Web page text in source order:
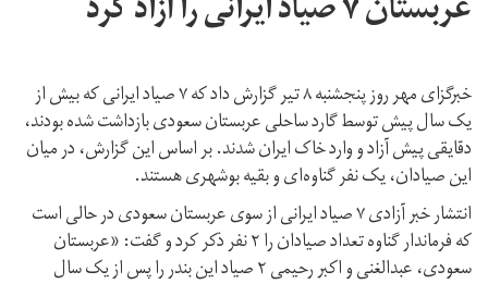
خبرگزای مهر روز پنجشنبه ۸ تیر گزارش داد که ۷ صیاد ایرانی که بیش از
یک سال پیش توسط گارد ساحلی عربستان سعودی بازداشت شده بودند،
دقایقی پیش آزاد و وارد خاک ایران شدند. بر اساس این گزارش، در میان
این صیادان، یک نفر گناوه‌ای و بقیه بوشهری هستند.
انتشار خبر آزادی ۷ صیاد ایرانی از سوی عربستان سعودی در حالی است
که فرماندار گناوه تعداد صیادان را ۲ نفر ذکر کرد و گفت: «عربستان
سعودی، عبدالغنی و اکبر رحیمی ۲ صیاد این بندر را پس از یک سال